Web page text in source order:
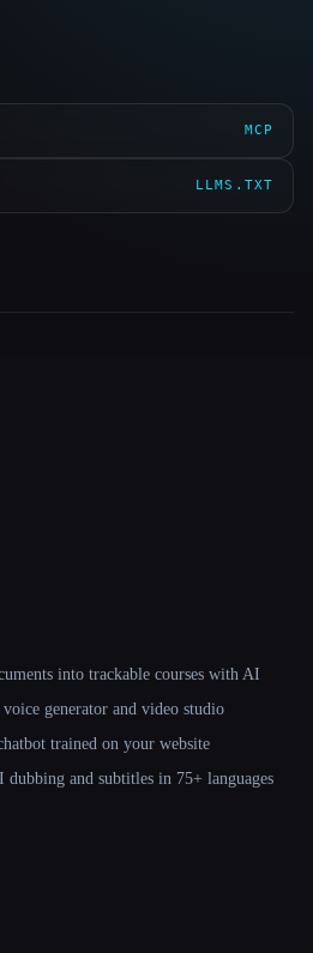
MCP
LLMS.TXT
into trackable courses with AI
generator and video studio
trained on your website
and subtitles in 75+ languages